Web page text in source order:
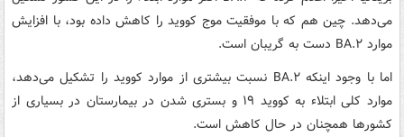
می‌دهد. چین هم که با موفقیت موج کووید را کاهش داده بود، با افزایش
موارد BA.۲ دست به گریبان است.
اما با وجود اینکه BA.۲ نسبت بیشتری از موارد کووید را تشکیل می‌دهد،
موارد کلی ابتلاء به کووید ۱۹ و بستری شدن در بیمارستان در بسیاری از
کشورها همچنان در حال کاهش است.